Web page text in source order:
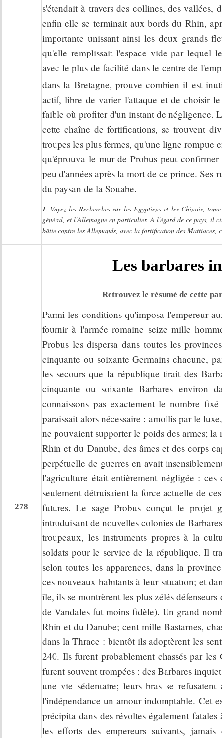
s'étendait à travers des collines, des
enfin elle se terminait aux bords du Rhin,
importante unissant ainsi les deux grands
qu'elle remplissait l'espace vide par lequel
avec le plus de facilité dans le centre de
dans la Bretagne, prouve combien il est
actif, libre de varier l'attaque et de choisir
faible où profiter d'un instant de négligence.
cette chaîne de fortifications, se trouvent
troupes les plus fermes, qu'une ligne rompue
qu'éprouva le mur de Probus peut
peu d'années après la mort de ce prince. Ses
du paysan de la Souabe.
1. Voyez les Recherches sur les Egyptiens et les Chinois,
général, et l'Allemagne en particulier. A l'égard de ce pays, il
bâtie contre les Allemands, avec la fortification des Mattiaces,
278
Les barbares
Retrouvez le résumé de cette
Parmi les conditions qu'imposa l'empereur
fournir à l'armée romaine seize mille
Probus les dispersa dans toutes les
cinquante ou soixante Germains chacune,
les secours que la république tirait des
cinquante ou soixante Barbares environ
connaissons pas exactement le nombre
paraissait alors nécessaire : amollis par le
ne pouvaient supporter le poids des armes;
Rhin et du Danube, des âmes et des corps
perpétuelle de guerres en avait
l'agriculture était entièrement négligée :
seulement détruisaient la force actuelle de
futures. Le sage Probus conçut le projet
introduisant de nouvelles colonies de
troupeaux, les instruments propres à la
soldats pour le service de la république. Il
selon toutes les apparences, dans la
ces nouveaux habitants à leur situation; et
île, ils se montrèrent les plus zélés
de Vandales fut moins fidèle). Un grand
Rhin et du Danube; cent mille Bastarnes,
dans la Thrace : bientôt ils adoptèrent les
240. Ils furent probablement chassés par
furent souvent trompées : des Barbares
une vie sédentaire; leurs bras se
l'indépendance un amour indomptable. Cet
précipita dans des révoltes également
les efforts des empereurs suivants,